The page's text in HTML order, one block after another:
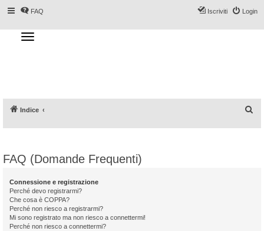
FAQ Login
Iscriviti
T
o
g
a
t
Indice
FAQ (Domande Frequenti)
Connessione e registrazione
Perché devo registrarmi?
Che cosa è COPPA?
Perché non riesco a registrarmi?
Mi sono registrato ma non riesco a connettermi!
Perché non riesco a connettermi?